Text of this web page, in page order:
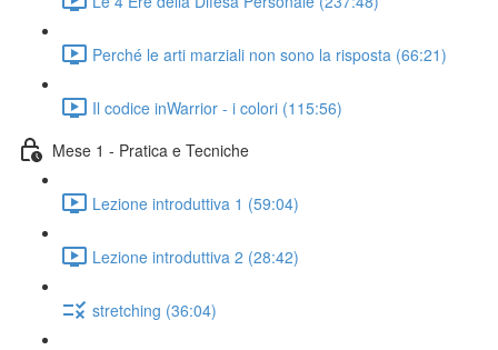
Perché le arti marziali non sono la risposta (66:21)
Il codice inWarrior - i colori (115:56)
Mese 1 - Pratica e Tecniche
Lezione introduttiva 1 (59:04)
Lezione introduttiva 2 (28:42)
stretching (36:04)